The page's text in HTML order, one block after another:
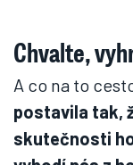
Chvalte,
A co na to
postavila tak,
skutečnosti